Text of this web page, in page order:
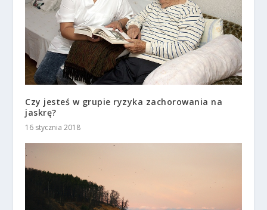
Czy jesteś w grupie ryzyka zachorowania na
jaskrę?
16 stycznia 2018